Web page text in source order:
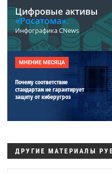
Цифровые активы
«Росатома».
Инфографика CNews
МНЕНИЕ МЕСЯЦА
Почему соответствие
стандартам не гарантирует
защиту от киберугроз
ДРУГИЕ МАТЕРИАЛЫ